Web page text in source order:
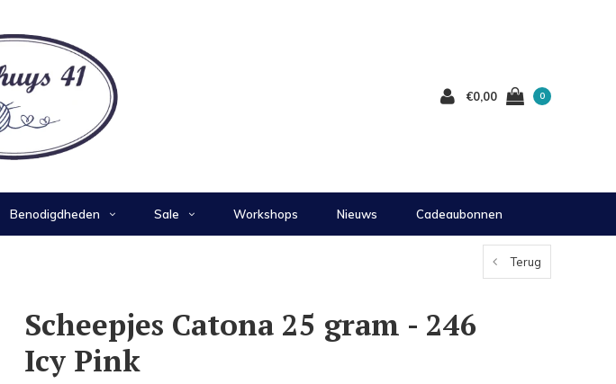
€0,00 0
Benodigdheden Sale Workshops Nieuws Cadeaubonnen
Terug
Scheepjes Catona 25 gram - 246
Icy Pink